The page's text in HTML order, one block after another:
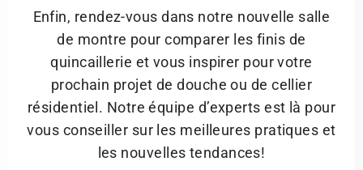
Enfin, rendez-vous dans notre nouvelle salle
de montre pour comparer les finis de
quincaillerie et vous inspirer pour votre
prochain projet de douche ou de cellier
résidentiel. Notre équipe d’experts est là pour
vous conseiller sur les meilleures pratiques et
les nouvelles tendances!